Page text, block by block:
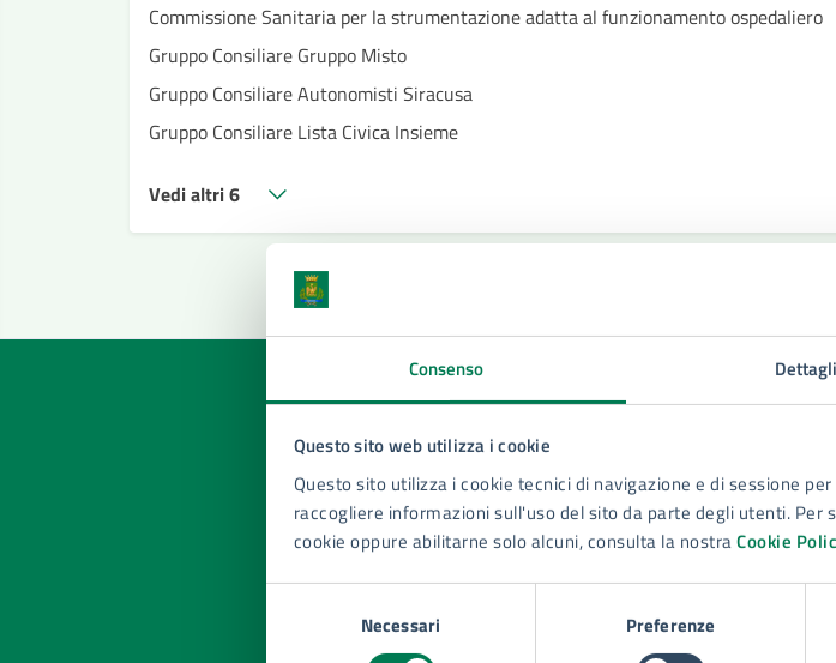
Consenso Dettagli
Questo sito web utilizza i cookie
Questo sito utilizza i cookie tecnici di navigazione e di sessione
raccogliere informazioni sull'uso del sito da parte degli utenti.
cookie oppure abilitarne solo alcuni, consulta la nostraCookie
Necessari Preferenze
Commissione Sanitaria per la strumentazione adatta al funzionamento ospedaliero
Gruppo Consiliare Gruppo Misto
Gruppo Consiliare Autonomisti Siracusa
Gruppo Consiliare Lista Civica Insieme
Vedi altri 6
Quanto sono chiare le
pagina?
Seleziona il numero di stelle per